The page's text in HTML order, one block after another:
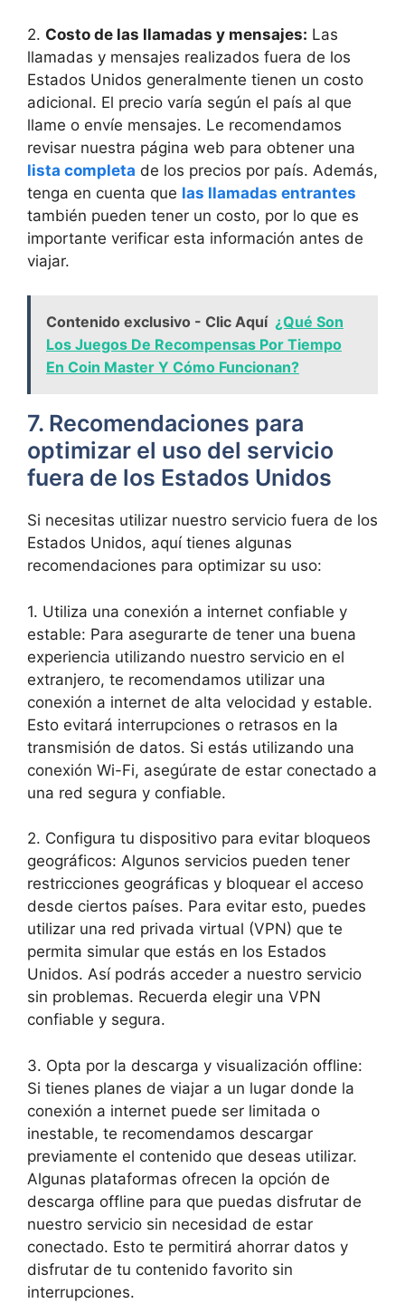
2. Costo de las llamadas y mensajes: Las
llamadas y mensajes realizados fuera de los
Estados Unidos generalmente tienen un costo
adicional. El precio varía según el país al que
llame o envíe mensajes. Le recomendamos
revisar nuestra página web para obtener una
lista completa de los precios por país. Además,
tenga en cuenta que las llamadas entrantes
también pueden tener un costo, por lo que es
importante verificar esta información antes de
viajar.
Contenido exclusivo - Clic Aquí ¿Qué Son
Los Juegos De Recompensas Por Tiempo
En Coin Master Y Cómo Funcionan?
7. Recomendaciones para
optimizar el uso del servicio
fuera de los Estados Unidos
Si necesitas utilizar nuestro servicio fuera de los
Estados Unidos, aquí tienes algunas
recomendaciones para optimizar su uso:
1. Utiliza una conexión a internet confiable y
estable: Para asegurarte de tener una buena
experiencia utilizando nuestro servicio en el
extranjero, te recomendamos utilizar una
conexión a internet de alta velocidad y estable.
Esto evitará interrupciones o retrasos en la
transmisión de datos. Si estás utilizando una
conexión Wi-Fi, asegúrate de estar conectado a
una red segura y confiable.
2. Configura tu dispositivo para evitar bloqueos
geográficos: Algunos servicios pueden tener
restricciones geográficas y bloquear el acceso
desde ciertos países. Para evitar esto, puedes
utilizar una red privada virtual (VPN) que te
permita simular que estás en los Estados
Unidos. Así podrás acceder a nuestro servicio
sin problemas. Recuerda elegir una VPN
confiable y segura.
3. Opta por la descarga y visualización offline:
Si tienes planes de viajar a un lugar donde la
conexión a internet puede ser limitada o
inestable, te recomendamos descargar
previamente el contenido que deseas utilizar.
Algunas plataformas ofrecen la opción de
descarga offline para que puedas disfrutar de
nuestro servicio sin necesidad de estar
conectado. Esto te permitirá ahorrar datos y
disfrutar de tu contenido favorito sin
interrupciones.